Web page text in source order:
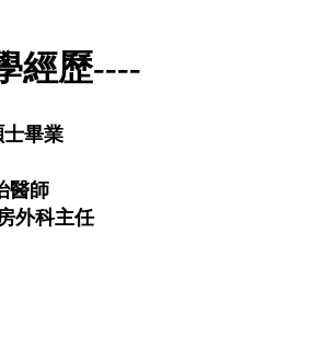
經歷----
畢業
醫師
外科主任